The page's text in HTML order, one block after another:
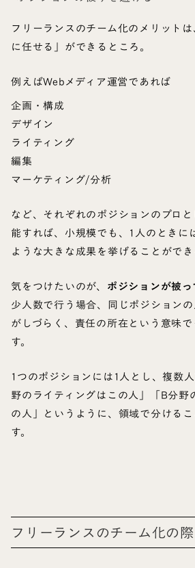
フリーランスのチーム化のメリット
に任せる」ができるところ。
例えばWebメディア運営であれば
企画・構成
デザイン
ライティング
編集
マーケティング/分析
など、それぞれのポジションのプロ
能すれば、小規模でも、1人のときに
ような大きな成果を挙げることができ
気をつけたいのが、 ポジションが被っ
少人数で行う場合、同じポジション
がしづらく、責任の所在という意味
す。
1つのポジションには1人とし、複数
野のライティングはこの人」「B分野
の人」というように、領域で分ける
す。
フリーランスのチーム化の